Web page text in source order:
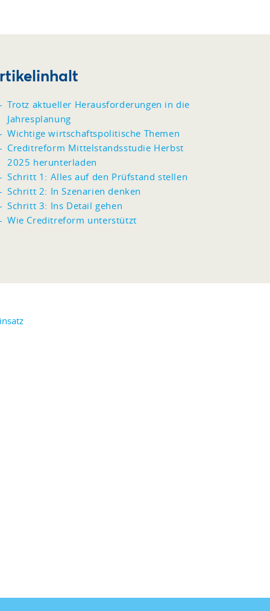
Trotz aktueller Herausforderungen in die
Jahresplanung
Wichtige wirtschaftspolitische Themen
Creditreform Mittelstandsstudie Herbst
2025 herunterladen
Schritt 1: Alles auf den Prüfstand stellen
Schritt 2: In Szenarien denken
Schritt 3: Ins Detail gehen
Wie Creditreform unterstützt